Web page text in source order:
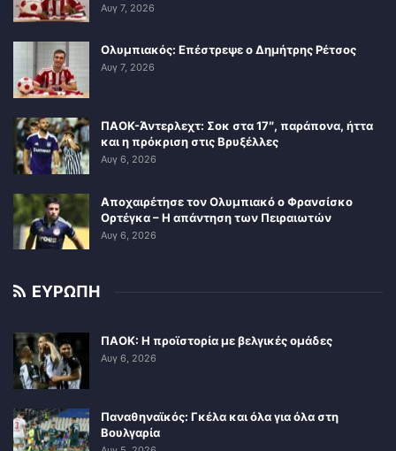
Αυγ 7, 2026
Ολυμπιακός: Επέστρεψε ο Δημήτρης Ρέτσος
Αυγ 7, 2026
ΠΑΟΚ-Άντερλεχτ: Σοκ στα 17″, παράπονα, ήττα
και η πρόκριση στις Βρυξέλλες
Αυγ 6, 2026
Αποχαιρέτησε τον Ολυμπιακό ο Φρανσίσκο
Ορτέγκα – Η απάντηση των Πειραιωτών
Αυγ 6, 2026
ΕΥΡΩΠΗ
ΠΑΟΚ: Η προϊστορία με βελγικές ομάδες
Αυγ 6, 2026
Παναθηναϊκός: Γκέλα και όλα για όλα στη
Βουλγαρία